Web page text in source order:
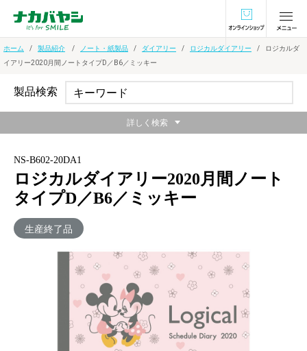
オンラインショ
ホーム 製品紹介 ノート・紙製品 ダイアリー ロジカルダイアリー
ロジカルダ
イアリー2020月間ノートタイプD／B6／ミッキー
NS-B602-20DA1
ロジカルダイアリー2020月間ノート
タイプD／B6／ミッキー
生産終了品
製品検索
詳しく検索